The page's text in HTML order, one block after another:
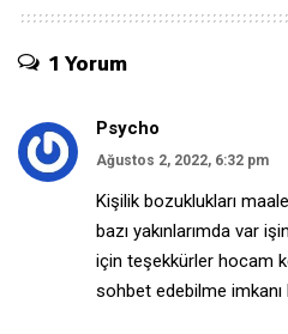
1 Yorum
Psycho
Ağustos 2, 2022, 6:32 pm
Kişilik bozuklukları
bazı yakınlarımda var
için teşekkürler hocam
sohbet edebilme imkanı